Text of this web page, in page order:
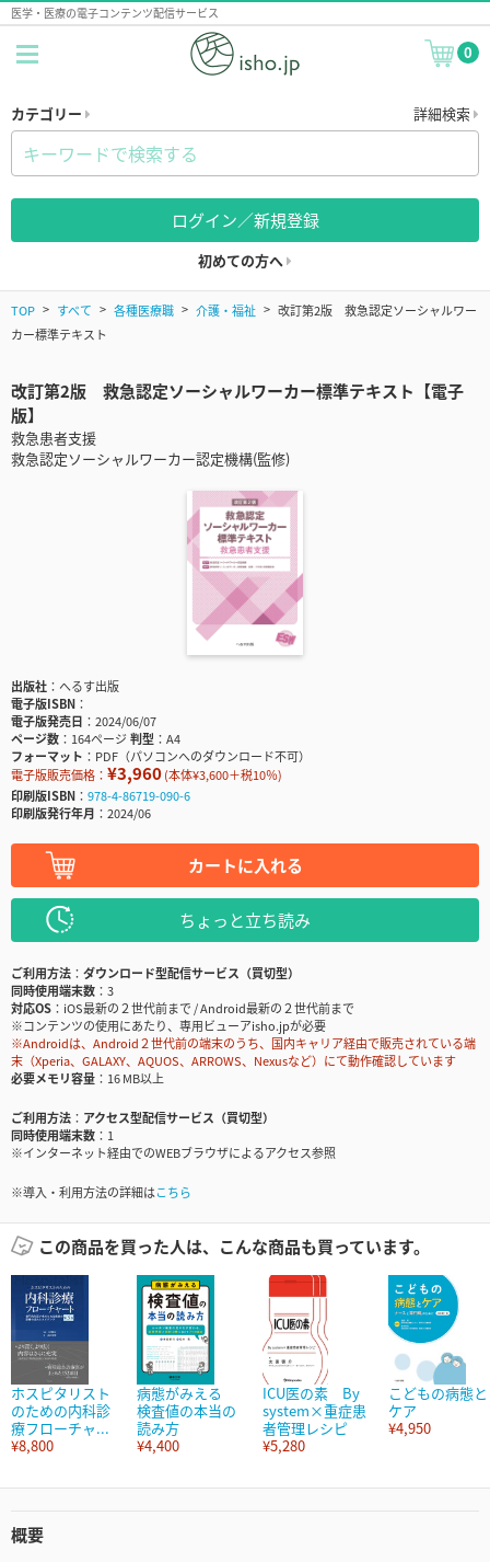
医学・医療の電子コンテンツ配信サービス
0
カテゴリー 詳細検索
ログイン／新規登録
初めての方へ
TOP すべて 各種医療職 介護・福祉
改訂第2版 救急認定ソーシャルワー
カー標準テキスト
改訂第2版 救急認定ソーシャルワーカー標準テキスト【電子
版】
救急患者支援
救急認定ソーシャルワーカー認定機構(監修)
出版社
へるす出版
電子版ISBN
電子版発売日
2024/06/07
ページ数
164ページ判型
A4
フォーマット
PDF（パソコンへのダウンロード不可）
電子版販売価格： ¥3,960(本体¥3,600＋税10％)
印刷版ISBN
978-4-86719-090-6
印刷版発行年月
2024/06
カートに入れる
ちょっと立ち読み
ご利用方法
ダウンロード型配信サービス（買切型）
同時使用端末数
3
対応OS
iOS最新の２世代前まで / Android最新の２世代前まで
※コンテンツの使用にあたり、専用ビューアisho.jpが必要
※Androidは、Android２世代前の端末のうち、国内キャリア経由で販売されている端
末（Xperia、GALAXY、AQUOS、ARROWS、Nexusなど）にて動作確認しています
必要メモリ容量
16 MB以上
ご利用方法
アクセス型配信サービス（買切型）
同時使用端末数
1
※インターネット経由でのWEBブラウザによるアクセス参照
※導入・利用方法の詳細はこちら
この商品を買った人は、こんな商品も買っています。
ホスピタリスト
のための内科診
療フローチャ...
¥8,800
病態がみえる
検査値の本当の
読み方
¥4,400
ICU医の素 By
system×重症患
者管理レシピ
¥5,280
こどもの病態と
ケア
¥4,950
概要